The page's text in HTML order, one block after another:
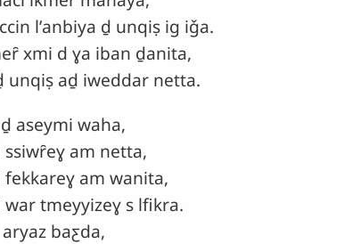
lʼanbiya ḏ unqiṣ ig iǧa.
xmi d ɣa iban ḏanita,
aḏ iweddar netta.
aseymi waha,
am netta,
am wanita,
tmeyyizeɣ s lfikra.
baƹda,